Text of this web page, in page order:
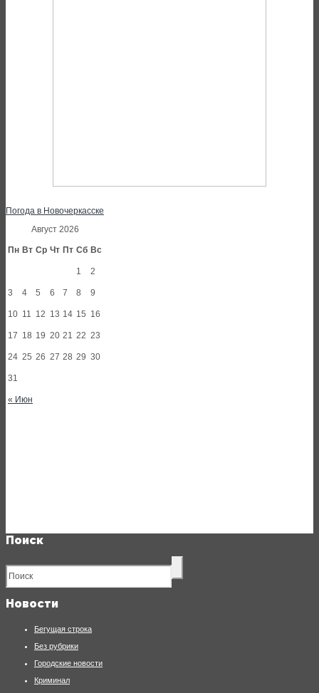
Погода в Новочеркасске
Август 2026
Пн Вт Ср Чт Пт Сб Вс
« Июн
1 2
3 4 5 6 7 8 9
10 11 12 13 14 15 16
17 18 19 20 21 22 23
24 25 26 27 28 29 30
31
Поиск
Новости
Бегущая строка
Без рубрики
Городские новости
Криминал